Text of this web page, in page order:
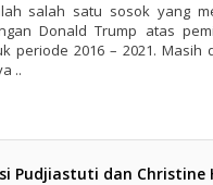
salah satu sosok yang
Donald Trump atas
periode 2016 – 2021. Masih
..
Pudjiastuti dan Christine